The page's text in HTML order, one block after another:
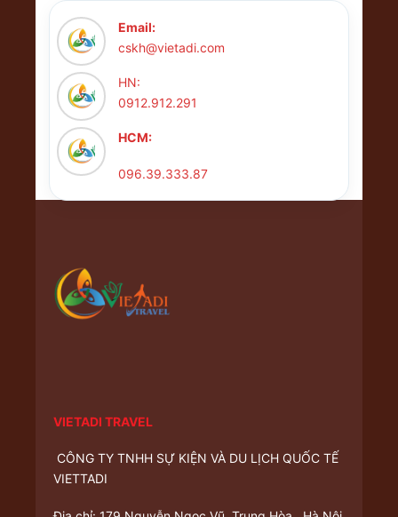
Email:
cskh@vietadi.com
HN:
0912.912.291
HCM:
096.39.333.87
VIETADI TRAVEL
CÔNG TY TNHH SỰ KIỆN VÀ DU LỊCH QUỐC TẾ
VIETTADI